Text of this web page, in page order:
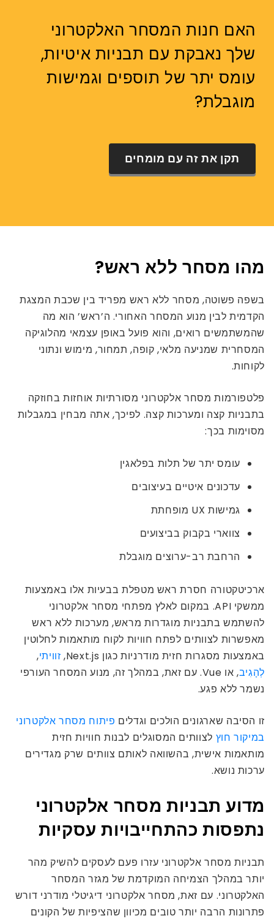
האם חנות המסחר האלקטרוני
שלך נאבקת עם תבניות איטיות,
עומס יתר של תוספים וגמישות
מוגבלת?
תקן את זה עם מומחים
מהו מסחר ללא ראש?
בשפה פשוטה, מסחר ללא ראש מפריד בין שכבת המצגת
הקדמית לבין מנוע המסחר האחורי. ה’ראש’ הוא מה
שהמשתמשים רואים, והוא פועל באופן עצמאי מהלוגיקה
המסחרית שמניעה מלאי, קופה, תמחור, מימוש ונתוני
לקוחות.
פלטפורמות מסחר אלקטרוני מסורתיות אוחזות בחוזקה
בתבניות קצה ומערכות קצה. לפיכך, אתה מבחין במגבלות
מסוימות בכך:
עומס יתר של תלות בפלאגין
עדכונים איטיים בעיצובים
גמישות UX מופחתת
צווארי בקבוק בביצועים
הרחבת רב-ערוצים מוגבלת
ארכיטקטורה חסרת ראש מטפלת בבעיות אלו באמצעות
ממשקי API. במקום לאלץ מפתחי מסחר אלקטרוני
להשתמש בתבניות מוגדרות מראש, מערכות ללא ראש
מאפשרות לצוותים לפתח חוויות לקוח מותאמות לחלוטין
באמצעות מסגרות חזית מודרניות כגון Next.js,
זוויתי,
לְהָגִיב
, או Vue. עם זאת, במהלך זה, מנוע המסחר העורפי
נשמר ללא פגע.
זו הסיבה שארגונים הולכים וגדלים פיתוח מסחר אלקטרוני
במיקור חוץ לצוותים המסוגלים לבנות חוויות חזית
מותאמות אישית, בהשוואה לאותם צוותים שרק מגדירים
ערכות נושא.
מדוע תבניות מסחר אלקטרוני
נתפסות כהתחייבויות עסקיות
תבניות מסחר אלקטרוני עזרו פעם לעסקים להשיק מהר
יותר במהלך הצמיחה המוקדמת של מגזר המסחר
האלקטרוני. עם זאת, מסחר אלקטרוני דיגיטלי מודרני דורש
פתרונות הרבה יותר טובים מכיוון שהציפיות של הקונים